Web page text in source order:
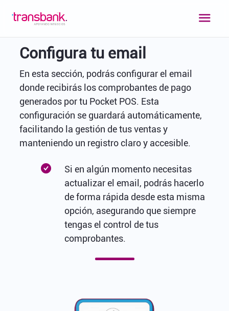
Configura tu email
En esta sección, podrás configurar el email
donde recibirás los comprobantes de pago
generados por tu Pocket POS. Esta
configuración se guardará automáticamente,
facilitando la gestión de tus ventas y
manteniendo un registro claro y accesible.
Si en algún momento necesitas
actualizar el email, podrás hacerlo
de forma rápida desde esta misma
opción, asegurando que siempre
tengas el control de tus
comprobantes.